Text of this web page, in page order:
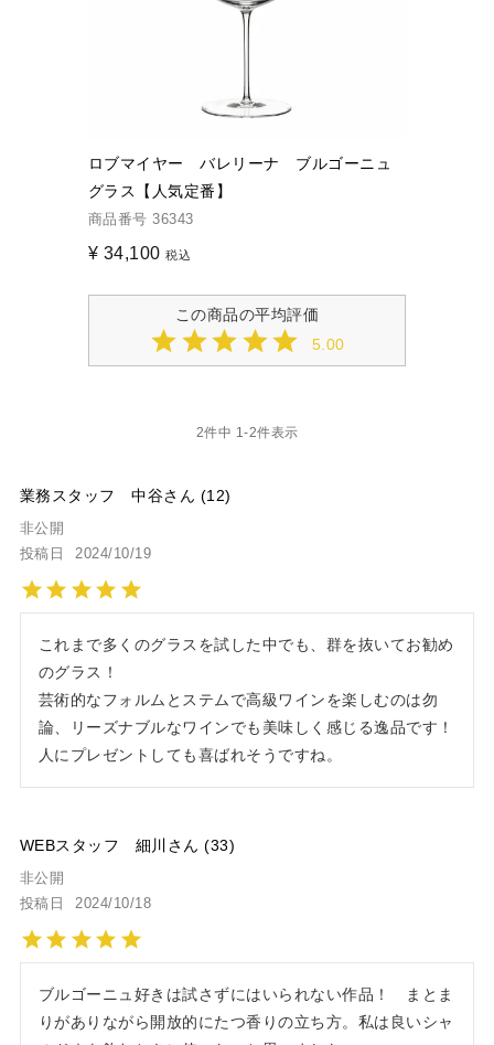
ロブマイヤー バレリーナ ブルゴーニュ
グラス【人気定番】
商品番号 36343
¥ 34,100 税込
5.00
2件中 1-2件表示
業務スタッフ 中谷 12
非公開
投稿日
2024/10/19
これまで多くのグラスを試した中でも、群を抜いてお勧め
のグラス！
芸術的なフォルムとステムで高級ワインを楽しむのは勿
論、リーズナブルなワインでも美味しく感じる逸品です！
人にプレゼントしても喜ばれそうですね。
WEBスタッフ 細川 33
非公開
投稿日
2024/10/18
ブルゴーニュ好きは試さずにはいられない作品！　まとま
りがありながら開放的にたつ香りの立ち方。私は良いシャ